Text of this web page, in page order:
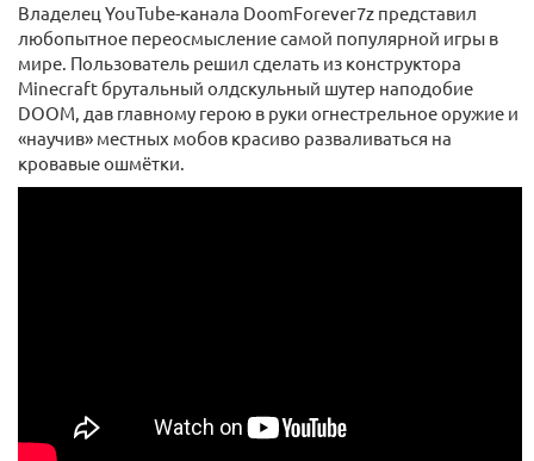
Владелец YouTube-канала DoomForever7z представил
любопытное переосмысление самой популярной игры в
мире. Пользователь решил сделать из конструктора
Minecraft брутальный олдскульный шутер наподобие
DOOM, дав главному герою в руки огнестрельное оружие и
«научив» местных мобов красиво разваливаться на
кровавые ошмётки.